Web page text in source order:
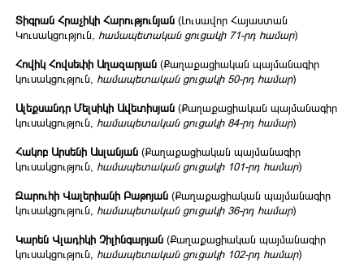
Տիգրան Հրաչիկի Հարությունյան (Լուսավոր Հայաստան
Կուսակցություն, համապետական ցուցակի 71-րդ համար)
Հովիկ Հովսեփի Աղազարյան (Քաղաքացիական պայմանագիր
կուսակցություն, համապետական ցուցակի 50-րդ համար)
Ալեքսանդր Մելսիկի Ավետիսյան (Քաղաքացիական պայմանագիր
կուսակցություն, համապետական ցուցակի 84-րդ համար)
Հակոբ Արսենի Ասլանյան (Քաղաքացիական պայմանագիր
կուսակցություն, համապետական ցուցակի 101-րդ համար)
Զարուհի Վալերիանի Բաթոյան (Քաղաքացիական պայմանագիր
կուսակցություն, համապետական ցուցակի 36-րդ համար)
Կարեն Վլադիկի Չիլինգարյան (Քաղաքացիական պայմանագիր
կուսակցություն, համապետական ցուցակի 102-րդ համար)